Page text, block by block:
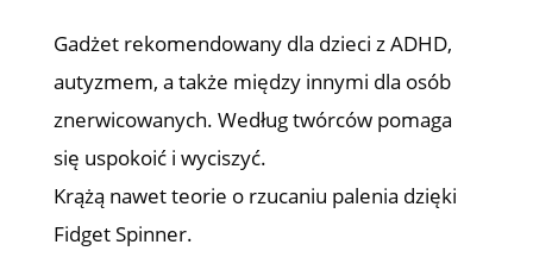
Gadżet rekomendowany dla dzieci z ADHD,
autyzmem, a także między innymi dla osób
znerwicowanych. Według twórców pomaga
się uspokoić i wyciszyć.
Krążą nawet teorie o rzucaniu palenia dzięki
Fidget Spinner.